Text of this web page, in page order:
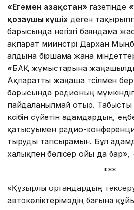
«Егемен Қазақстан» газетінде
қозаушы күші» деген
барысында негізгі баяндама
ақпарат миинстрі Дархан
алдына біршама жаңа
«БАҚ жұмыстарына
Ақпаратты жаңаша тәсілмен
барысында радионың
пайдаланылмай отыр.
кәсібін сүйетін адам­дардың,
қатысуы­мен радио-
тыруды тапсырамын. Бұл
халықпен бөлі­сер ойы да бар»,
***
«Құзырлы органдардың тексеру
автокөліктеріміздің бағына